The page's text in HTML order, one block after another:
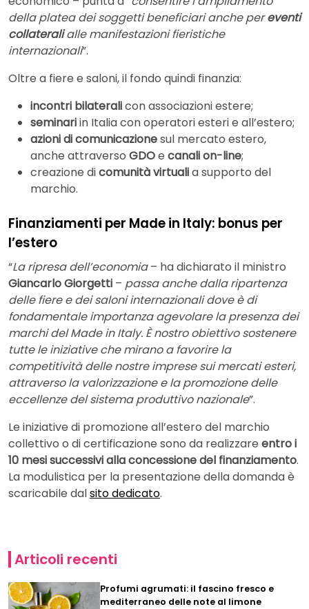
della platea dei soggetti beneficiari anche pereventi
collateralialle manifestazioni fieristiche
internazionali”.
Oltre a fiere e saloni, il fondo quindi finanzia:
incontri bilateralicon associazioni estere;
seminariin Italia con operatori esteri e all’estero;
azioni di comunicazionesul mercato estero,
anche attraverso GDOe canali on-line;
creazione dicomunità virtualia supporto del
marchio.
Finanziamenti per Made in Italy: bonus per
l’estero
“La ripresa dell’economia– ha dichiarato il ministro
Giancarlo Giorgetti – passa anche dalla ripartenza
delle fiere e dei saloni internazionali dove è di
fondamentale importanza agevolare la presenza dei
marchi del Made in Italy. È nostro obiettivo sostenere
tutte le iniziative che mirano a favorire la
competitività delle nostre imprese sui mercati esteri,
attraverso la valorizzazione e la promozione delle
eccellenze del sistema produttivo nazionale”.
Le iniziative di promozione all’estero del marchio
collettivo o di certificazione sono da realizzare entro i
10 mesi successivi alla concessione del finanziamento.
La modulistica per la presentazione della domanda è
scaricabile dalsito dedicato.
Articoli recenti
Profumi agrumati: il fascino fresco e
mediterraneo delle note al limone